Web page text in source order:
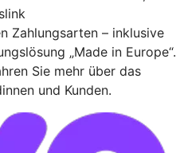
Zahlungsarten – inklusive
„Made in Europe“.
Sie mehr über das
und Kunden.